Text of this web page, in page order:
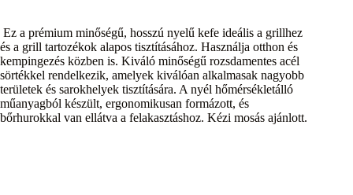
Ez a prémium minőségű, hosszú nyelű kefe ideális a grillhez
és a grill tartozékok alapos tisztításához. Használja otthon és
kempingezés közben is. Kiváló minőségű rozsdamentes acél
sörtékkel rendelkezik, amelyek kiválóan alkalmasak nagyobb
területek és sarokhelyek tisztítására. A nyél hőmérsékletálló
műanyagból készült, ergonomikusan formázott, és
bőrhurokkal van ellátva a felakasztáshoz. Kézi mosás ajánlott.